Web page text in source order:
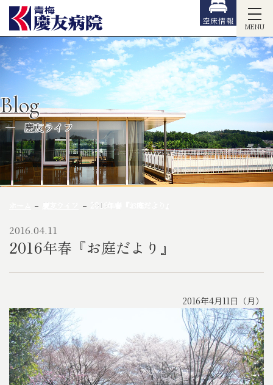
MENU
空床情報
Blog
慶友ライフ
2016年春『お庭だより』
2016.04.11
2016年春『お庭だより』
2016年4月11日（月）